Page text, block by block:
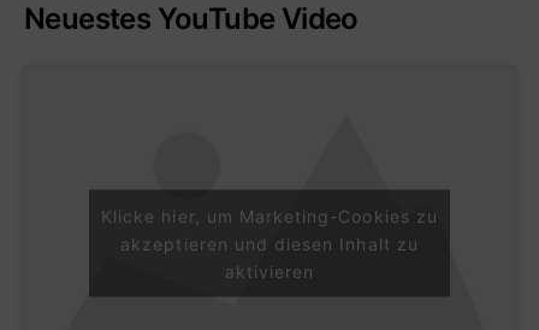
Neuestes YouTube Video
Klicke hier, um Marketing-Cookies zu
akzeptieren und diesen Inhalt zu
aktivieren